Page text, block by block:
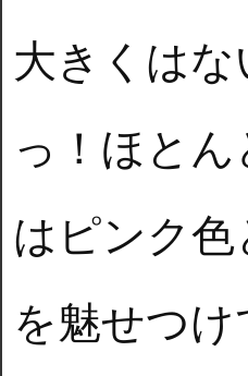
大きくは
っ！ほと
はピンク
を魅せつ